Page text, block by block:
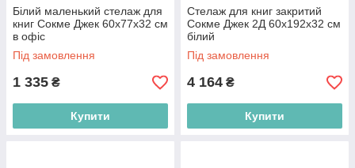
Білий маленький стелаж для
книг Сокме Джек 60х77х32 см
в офіс
Під замовлення
1 335 ₴
Купити
Стелаж для книг закритий
Сокме Джек 2Д 60х192х32 см
білий
Під замовлення
4 164 ₴
Купити